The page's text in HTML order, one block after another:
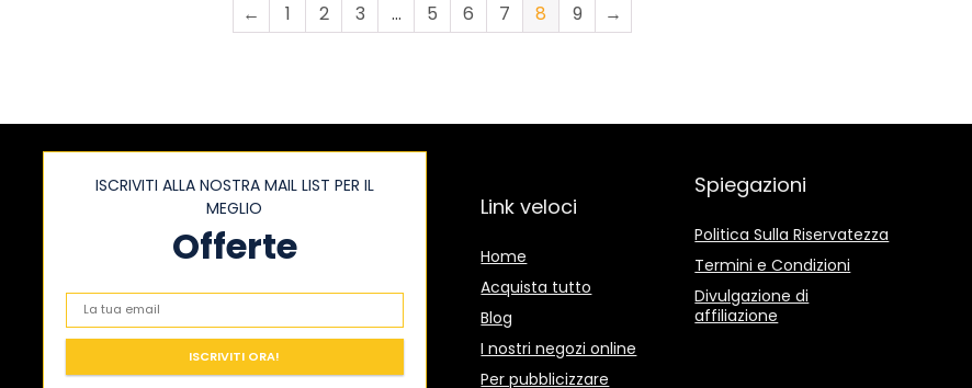
← 1 2 3 … 5 6 7 8 9 →
ISCRIVITI ALLA NOSTRA MAIL LIST PER IL
MEGLIO
Offerte
Link veloci
Home
Acquista tutto
Blog
I nostri negozi online
Per pubblicizzare
Spiegazioni
Politica Sulla Riservatezza
Termini e Condizioni
Divulgazione di
affiliazione